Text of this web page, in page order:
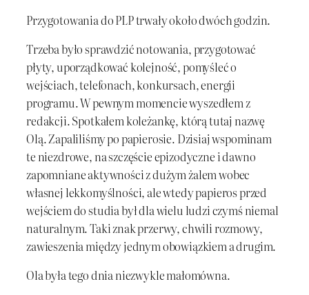
Przygotowania do PLP trwały około dwóch godzin.
Trzeba było sprawdzić notowania, przygotować
płyty, uporządkować kolejność, pomyśleć o
wejściach, telefonach, konkursach, energii
programu. W pewnym momencie wyszedłem z
redakcji. Spotkałem koleżankę, którą tutaj nazwę
Olą. Zapaliliśmy po papierosie. Dzisiaj wspominam
te niezdrowe, na szczęście epizodyczne i dawno
zapomniane aktywności z dużym żalem wobec
własnej lekkomyślności, ale wtedy papieros przed
wejściem do studia był dla wielu ludzi czymś niemal
naturalnym. Taki znak przerwy, chwili rozmowy,
zawieszenia między jednym obowiązkiem a drugim.
Ola była tego dnia niezwykle małomówna.